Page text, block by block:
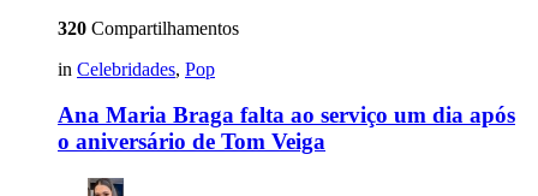
320 Compartilhamentos
in Celebridades, Pop
Ana Maria Braga falta ao serviço um dia após
o aniversário de Tom Veiga